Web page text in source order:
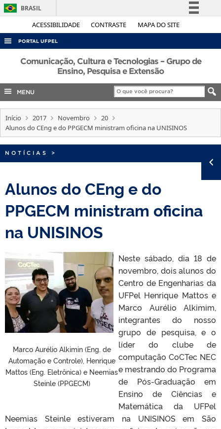
ACESSIBILIDADE CONTRASTE MAPA DO SITE
BRASIL
Simplifique!
Acesso à informação
Legislação
Canais
PORTAL UFPEL
ACESSO À INFORMAÇÃO
COBALTO
CONCURSOS
EDITAIS
TELEFONES
Comunicação, Cultura e Tecnologias – Grupo de
Ensino, Pesquisa e Extensão
MENU
Início 2017 Novembro
20
Alunos do CEng e do PPGECM ministram oficina na UNISINOS
NOTÍCIAS >
Alunos do CEng e do
PPGECM ministram oficina
na UNISINOS
Marco Aurélio Alkimin (Eng. de
Automação e Controle), Henrique
Mattos (Eng. Eletrônica) e Neemias
Steinle (PPGECM)
Neste sábado, dia 18 de
novembro, dois alunos do
Centro de Engenharias da
UFPel Henrique Mattos e
Marco Aurélio Alkimim,
integrantes do nosso
grupo de pesquisa, e o
líder do clube de
computação CoCTec NEC
e mestrando do Programa
de Pós-Graduação em
Ensino de Ciências e
Matemática da UFPel
Neemias Steinle estiveram na UNISINOS em São